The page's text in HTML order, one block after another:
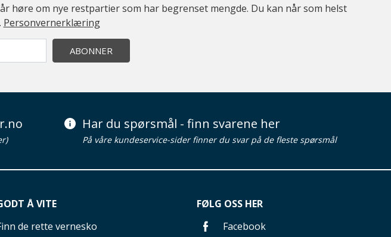
høre om nye restpartier som har begrenset mengde. Du kan når som helst
Personvernerklæring
ABONNER
Har du spørsmål - finn svarene her
På våre kundeservice-sider finner du svar på de fleste spørsmål
Å VITE
de rette vernesko
FØLG OSS HER
Facebook